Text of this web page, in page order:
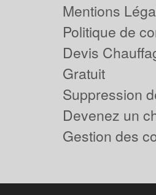
Mentions
Politique de
Devis
Gratuit
Suppression
Devenez un
Gestion des